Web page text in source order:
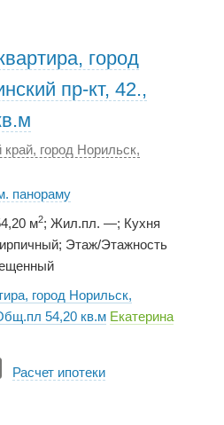
город
пр-кт, 42.,
город Норильск,
панораму
м2; Жил.пл. —; Кухня
Этаж/Этажность
город Норильск,
54,20 кв.м Екатерина
Расчет ипотеки